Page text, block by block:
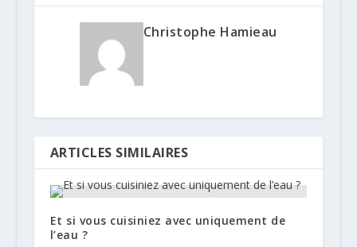
Christophe Hamieau
ARTICLES SIMILAIRES
Et si vous cuisiniez avec uniquement de
l’eau ?